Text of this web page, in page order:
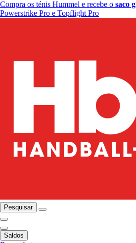
Compra os ténis Hummel e recebe o saco
Powerstrike Pro e Topflight Pro
Pesquisar
Saldos